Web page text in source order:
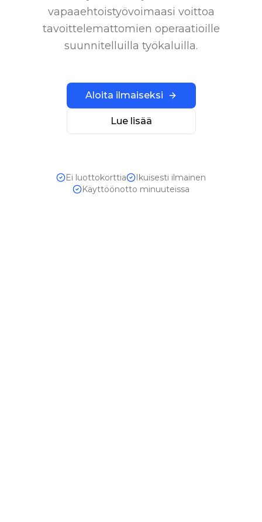
vapaaehtoistyövoimaasi voittoa
tavoittelemattomien operaatioille
suunnitelluilla työkaluilla.
Aloita ilmaiseksi
Lue lisää
Ei luottokorttia
Ikuisesti ilmainen
Käyttöönotto minuuteissa